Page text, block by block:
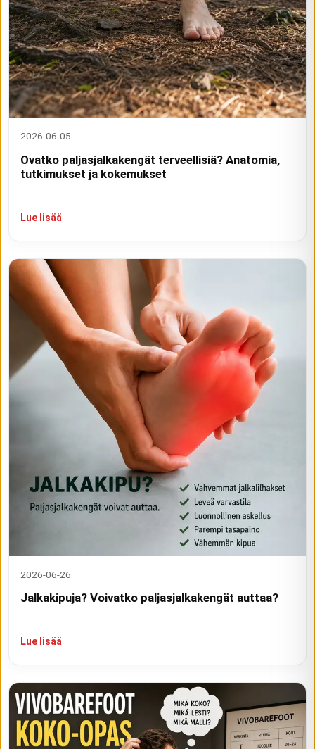
2026-06-05
Ovatko paljasjalkakengät terveellisiä? Anatomia,
tutkimukset ja kokemukset
Lue lisää
2026-06-26
Jalkakipuja? Voivatko paljasjalkakengät auttaa?
Lue lisää